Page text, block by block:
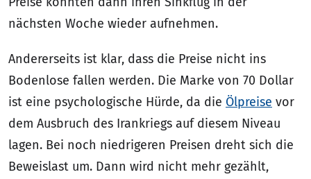
nächsten Woche wieder aufnehmen.
Andererseits ist klar, dass die Preise nicht ins
Bodenlose fallen werden. Die Marke von 70 Dollar
ist eine psychologische Hürde, da die Ölpreise vor
dem Ausbruch des Irankriegs auf diesem Niveau
lagen. Bei noch niedrigeren Preisen dreht sich die
Beweislast um. Dann wird nicht mehr gezählt,